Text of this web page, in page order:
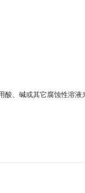
、碱或其它腐蚀性溶液